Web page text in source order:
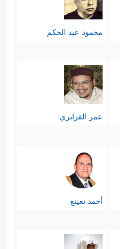
محمود عبد الحكم
عمر القزابري
أحمد نعينع